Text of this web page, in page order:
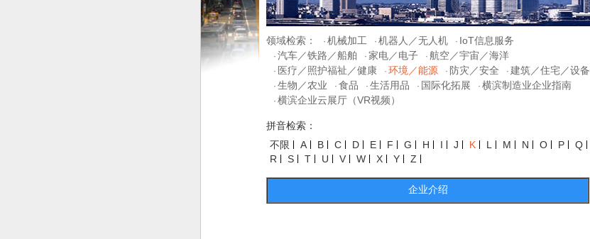
领域检索： · 机械加工 · 机器人／无人机 · IoT信息服务
· 汽车／铁路／船舶 · 家电／电子 · 航空／宇宙／海洋
· 医疗／照护福祉／健康 · 环境／能源 · 防灾／安全 · 建筑／住宅／设备
· 生物／农业 · 食品 · 生活用品 · 国际化拓展 · 横滨制造业企业指南
· 横滨企业云展厅（VR视频）
拼音检索：
不限
A B C D E F G H I J K L M N O P
Q
R
S T U V W X Y Z
企业介绍